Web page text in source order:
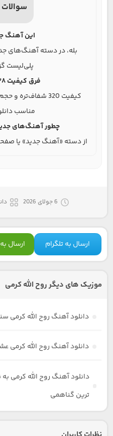
این آهنگ
بله، در دسته آهنگ‌های
پلی‌لیست
فرق کیفیت 128 و 320 چیه؟
مناسب
چطور آهنگ‌های
از دسته «آهنگ جدید» یا
6 جولای 2026
ارسال به تلگرام ارسال
موزیک های دیگر روح الله کرمی
دانلود آهنگ روح الله کرمی
دانلود آهنگ روح الله کرمی
دانلود آهنگ روح الله کرمی
ترین گناهمی